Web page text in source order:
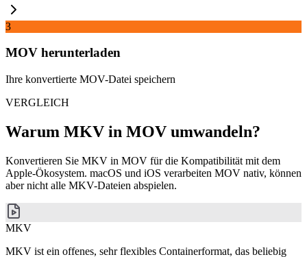
3
MOV herunterladen
Ihre konvertierte MOV-Datei speichern
VERGLEICH
Warum MKV in MOV umwandeln?
Konvertieren Sie MKV in MOV für die Kompatibilität mit dem
Apple-Ökosystem. macOS und iOS verarbeiten MOV nativ, können
aber nicht alle MKV-Dateien abspielen.
MKV
MKV ist ein offenes, sehr flexibles Containerformat, das beliebig